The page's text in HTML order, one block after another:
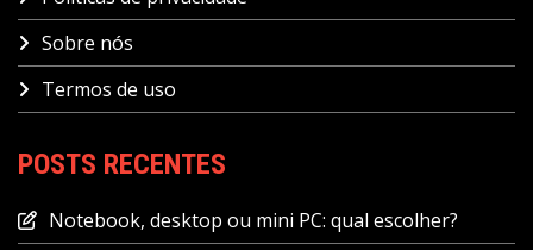
Sobre nós
Termos de uso
POSTS RECENTES
Notebook, desktop ou mini PC: qual escolher?